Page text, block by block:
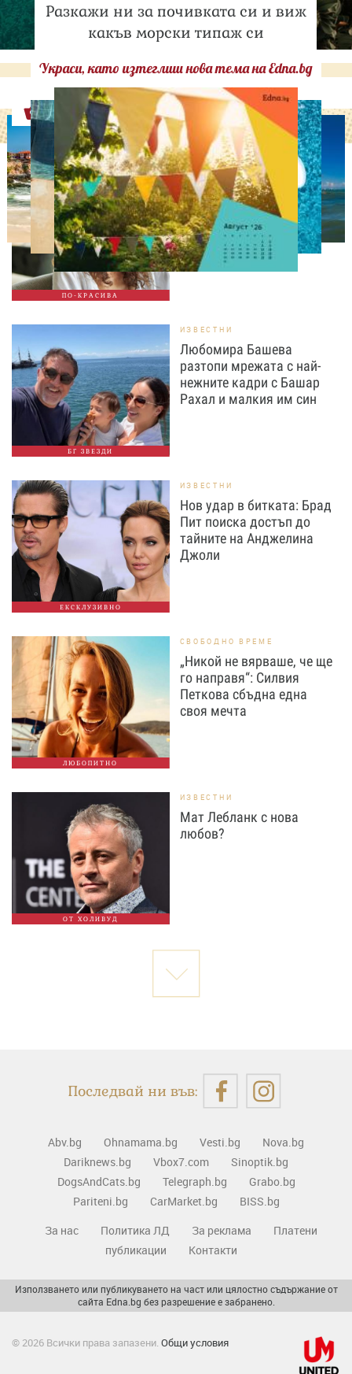
Разкажи ни за почивката си и виж
какъв морски типаж си
Украси, като изтеглиш нова тема на Edna.bg
Оферти
ПО-КРАСИВА
СВОБОДНО ВРЕМЕ
9 неща, които състаряват
жената след 35 години –
без дори да ги осъзнава
БГ ЗВЕЗДИ
ИЗВЕСТНИ
Любомира Башева
разтопи мрежата с най-
нежните кадри с Башар
Рахал и малкия им син
ЕКСКЛУЗИВНО
ИЗВЕСТНИ
Нов удар в битката: Брад
Пит поиска достъп до
тайните на Анджелина
Джоли
ЛЮБОПИТНО
СВОБОДНО ВРЕМЕ
„Никой не вярваше, че ще
го направя“: Силвия
Петкова сбъдна една
своя мечта
ОТ ХОЛИВУД
ИЗВЕСТНИ
Мат Лебланк с нова
любов?
Последвай ни във:
Abv.bg Ohnamama.bg Vesti.bg
Nova.bg
Dariknews.bg
Vbox7.com
Sinoptik.bg
DogsAndCats.bg
Telegraph.bg
Grabo.bg
Pariteni.bg
CarMarket.bg
BISS.bg
За нас
Политика ЛД За реклама
Платени
публикации
Контакти
Използването или публикуването на част или цялостно съдържание от
сайта Edna.bg без разрешение е забранено.
© 2026 Всички права запазени. Общи условия